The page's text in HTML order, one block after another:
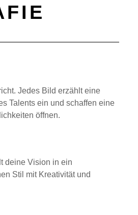
Jedes Bild erzählt eine
Talents ein und schaffen eine
öffnen.
deine Vision in ein
Stil mit Kreativität und